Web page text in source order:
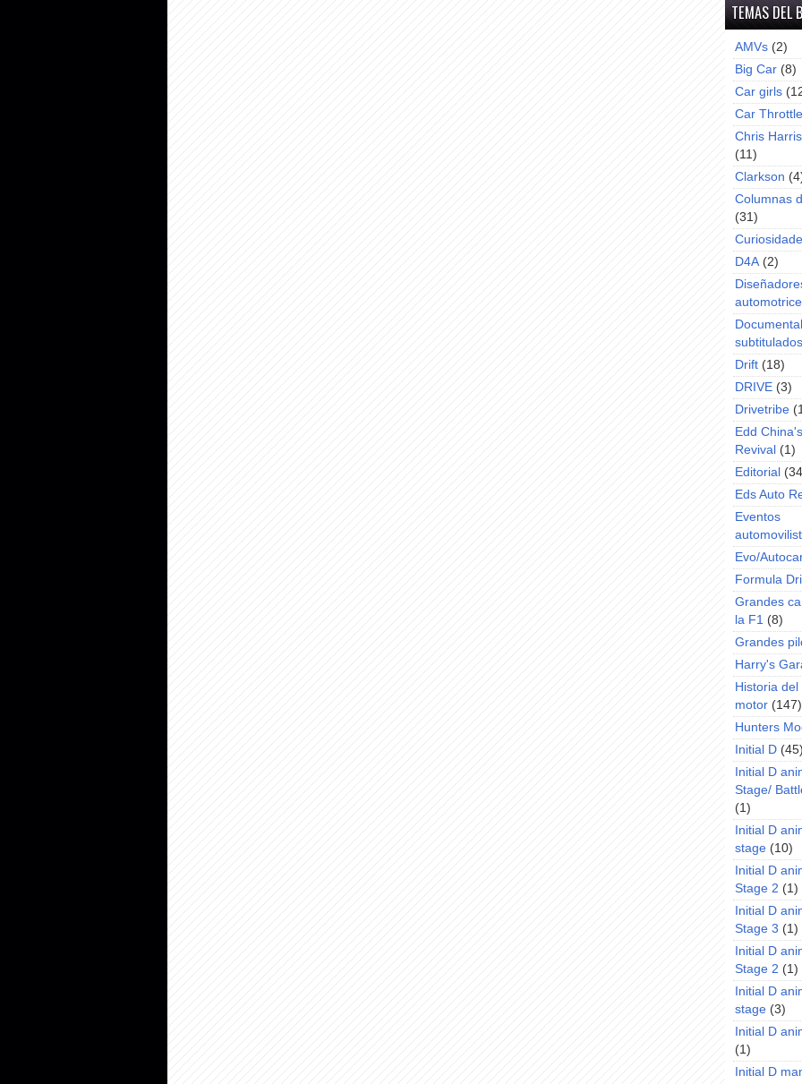
TEMAS DEL
AMVs (2)
Big Car (8)
Car girls
Car Throttle
Chris
(11)
Clarkson
Columnas
(31)
D4A (2)
subtitulados
Drift (18)
DRIVE (3)
Drivetribe
Edd
Revival (1)
Editorial
Eds Auto
Eventos
Evo/
Formula
Grandes
la F1 (8)
Grandes
Harry's
Historia
motor (147)
Hunters
Initial D
Initial D
Stage/
(1)
Initial D
stage (10)
Initial D
Stage 2 (1)
Initial D
Stage 3 (1)
Initial D
Stage 2 (1)
Initial D
stage (3)
Initial D
(1)
Initial D